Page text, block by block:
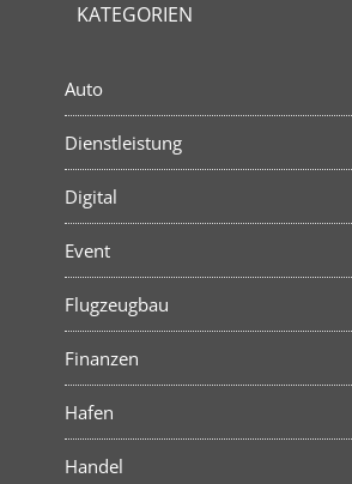
KATEGORIEN
Auto
Dienstleistung
Digital
Event
Flugzeugbau
Finanzen
Hafen
Handel